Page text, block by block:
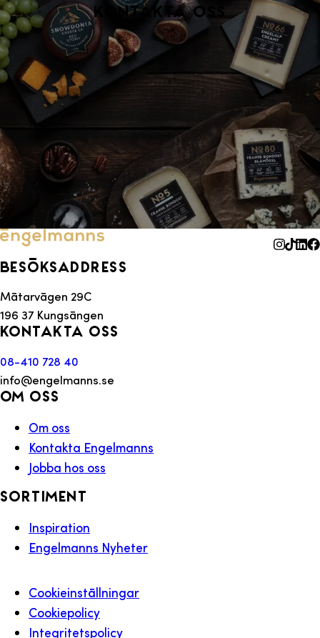
Kontakta oss
Besöksaddress
Mätarvägen 29C
196 37 Kungsängen
Kontakta oss
08-410 728 40
info@engelmanns.se
Om oss
Om oss
Kontakta Engelmanns
Jobba hos oss
Sortiment
Inspiration
Engelmanns Nyheter
Cookieinställningar
Cookiepolicy
Integritetspolicy